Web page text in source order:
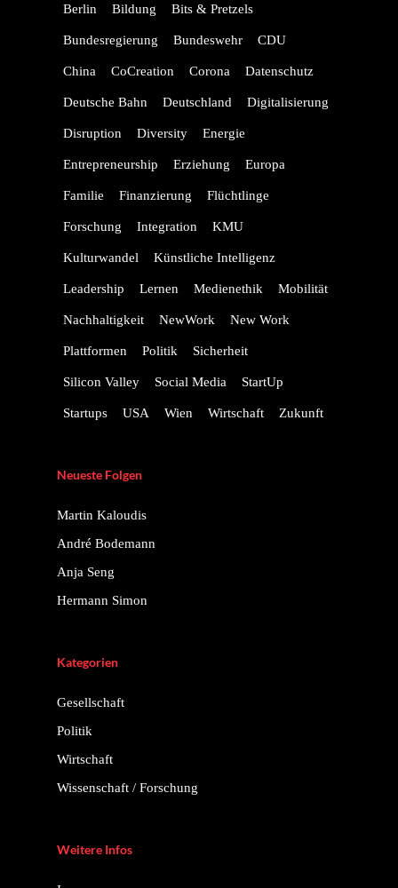
Berlin Bildung Bits & Pretzels
Bundesregierung Bundeswehr CDU
China CoCreation Corona Datenschutz
Deutsche Bahn Deutschland Digitalisierung
Disruption Diversity Energie
Entrepreneurship Erziehung Europa
Familie Finanzierung Flüchtlinge
Forschung Integration KMU
Kulturwandel Künstliche Intelligenz
Leadership Lernen Medienethik Mobilität
Nachhaltigkeit NewWork New Work
Plattformen Politik Sicherheit
Silicon Valley Social Media StartUp
Startups USA Wien Wirtschaft Zukunft
Neueste Folgen
Martin Kaloudis
André Bodemann
Anja Seng
Hermann Simon
Kategorien
Gesellschaft
Politik
Wirtschaft
Wissenschaft / Forschung
Weitere Infos